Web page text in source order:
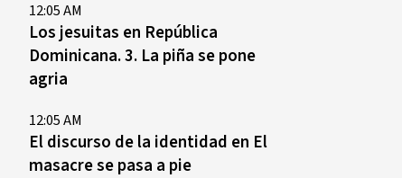
12:05 AM
Los jesuitas en República
Dominicana. 3. La piña se pone
agria
12:05 AM
El discurso de la identidad en El
masacre se pasa a pie